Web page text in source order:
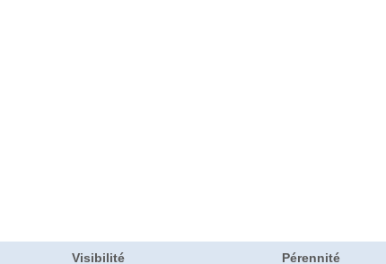
Visibilité Pérennité